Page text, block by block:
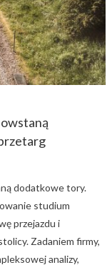
dodatkowe tory.
studium
przejazdu i
Zadaniem firmy,
analizy,